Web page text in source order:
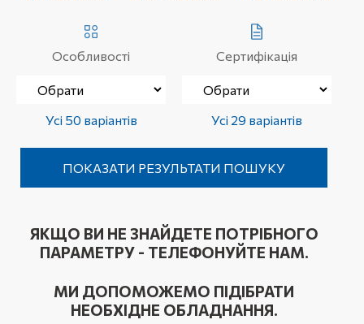
Особливості
Усі 50 варіантів
Сертифікація
Усі 29 варіантів
ЯКЩО ВИ НЕ ЗНАЙДЕТЕ ПОТРІБНОГО
ПАРАМЕТРУ - ТЕЛЕФОНУЙТЕ НАМ.
МИ ДОПОМОЖЕМО ПІДІБРАТИ
НЕОБХІДНЕ ОБЛАДНАННЯ.